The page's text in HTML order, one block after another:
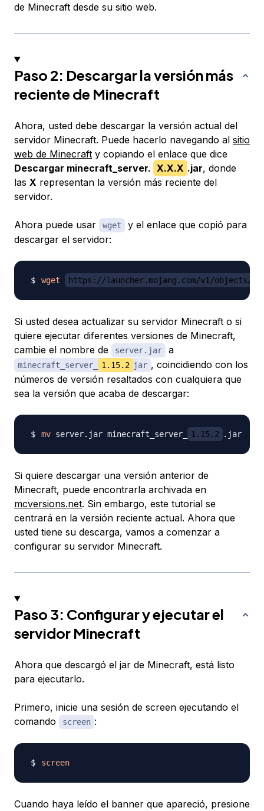
de Minecraft desde su sitio web.
Paso 2: Descargar la versión más
reciente de Minecraft
Ahora, usted debe descargar la versión actual del
servidor Minecraft. Puede hacerlo navegando al sitio
web de Minecraft y copiando el enlace que dice
Descargar minecraft_server. X.X.X .jar​​, donde
las X representan la versión más reciente del
servidor.
Ahora puede usar wget
y el enlace que copió para
descargar el servidor:
wget https://launcher.mojang.com/v1/objects/
Si usted desea actualizar su servidor Minecraft o si
quiere ejecutar diferentes versiones de Minecraft,
cambie el nombre de
server.jar a
minecraft_server_ 1.15.2 jar , coincidiendo con los
números de versión resaltados con cualquiera que
sea la versión que acaba de descargar:
mv server.jar minecraft_server_ 1.15.2
Si quiere descargar una versión anterior de
Minecraft, puede encontrarla archivada en
mcversions.net. Sin embargo, este tutorial se
centrará en la versión reciente actual. Ahora que
usted tiene su descarga, vamos a comenzar a
configurar su servidor Minecraft.
Paso 3: Configurar y ejecutar el
servidor Minecraft
Ahora que descargó el jar de Minecraft, está listo
para ejecutarlo.
Primero, inicie una sesión de screen ejecutando el
comando
screen :
screen
Cuando haya leído el banner que apareció, presione